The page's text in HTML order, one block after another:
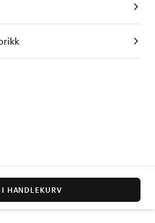
I HANDLEKURV